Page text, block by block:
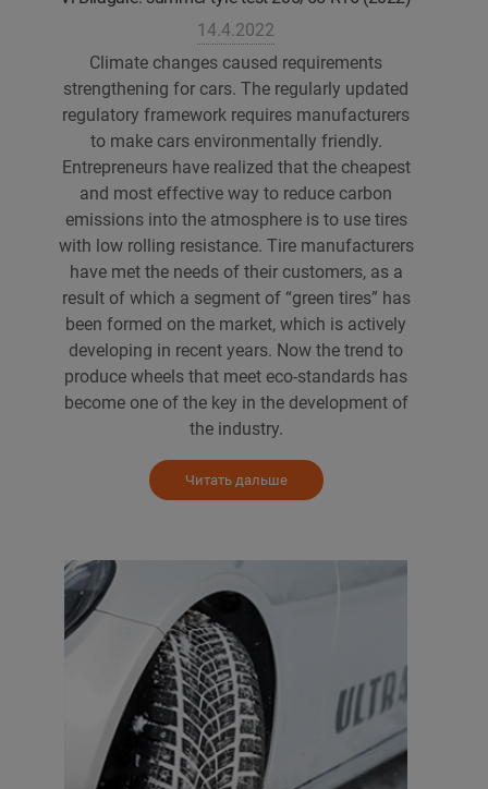
14.4.2022
Climate changes caused requirements
strengthening for cars. The regularly updated
regulatory framework requires manufacturers
to make cars environmentally friendly.
Entrepreneurs have realized that the cheapest
and most effective way to reduce carbon
emissions into the atmosphere is to use tires
with low rolling resistance. Tire manufacturers
have met the needs of their customers, as a
result of which a segment of “green tires” has
been formed on the market, which is actively
developing in recent years. Now the trend to
produce wheels that meet eco-standards has
become one of the key in the development of
the industry.
Читать дальше